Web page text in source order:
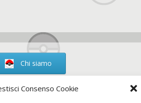
Consenso Cookie
Chi siamo